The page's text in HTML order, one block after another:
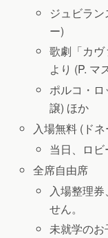
ジュビラ
ー)
歌劇「カヴ
より (P. マ
ポルコ・
譲) ほか
入場無料 (ド
当日、ロビ
全席自由席
入場整理
せん。
未就学のお